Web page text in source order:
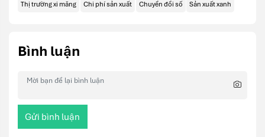
Thị trường xi măng Chi phí sản xuất Chuyển đổi số Sản xuất xanh
Bình luận
Gửi bình luận